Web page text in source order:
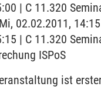
| C 11.320
02.02.2011,
| C 11.320
ISPoS
ist